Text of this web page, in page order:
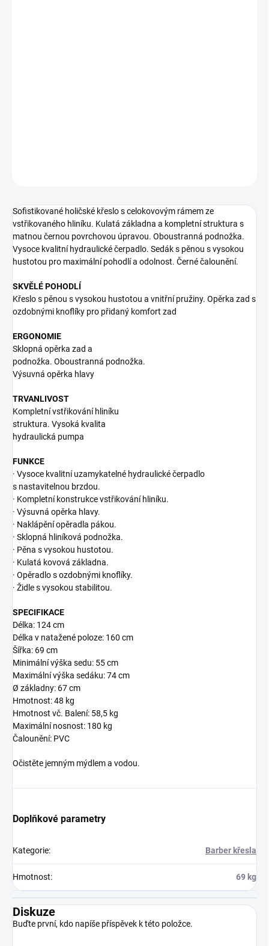
Sofistikované holičské křeslo s celokovovým rámem ze
vstřikovaného hliníku. Kulatá základna a kompletní struktura s
matnou černou povrchovou úpravou. Oboustranná podnožka.
Vysoce kvalitní hydraulické čerpadlo. Sedák s pěnou s vysokou
hustotou pro maximální pohodlí a odolnost. Černé čalounění.
SKVĚLÉ POHODLÍ
Křeslo s pěnou s vysokou hustotou a vnitřní pružiny. Opěrka zad s
ozdobnými knoflíky pro přidaný komfort zad
ERGONOMIE
Sklopná opěrka zad a
podnožka. Oboustranná podnožka.
Výsuvná opěrka hlavy
TRVANLIVOST
Kompletní vstřikování hliníku
struktura. Vysoká kvalita
hydraulická pumpa
FUNKCE
· Vysoce kvalitní uzamykatelné hydraulické čerpadlo
s nastavitelnou brzdou.
· Kompletní konstrukce vstřikování hliníku.
· Výsuvná opěrka hlavy.
· Naklápění opěradla pákou.
· Sklopná hliníková podnožka.
· Pěna s vysokou hustotou.
· Kulatá kovová základna.
· Opěradlo s ozdobnými knoflíky.
· Židle s vysokou stabilitou.
SPECIFIKACE
Délka: 124 cm
Délka v natažené poloze: 160 cm
Šířka: 69 cm
Minimální výška sedu: 55 cm
Maximální výška sedáku: 74 cm
Ø základny: 67 cm
Hmotnost: 48 kg
Hmotnost vč. Balení: 58,5 kg
Maximální nosnost: 180 kg
Čalounění: PVC
Očistěte jemným mýdlem a vodou.
Doplňkové parametry
Kategorie: Barber křesla
Hmotnost: 69 kg
Diskuze
Buďte první, kdo napíše příspěvek k této položce.